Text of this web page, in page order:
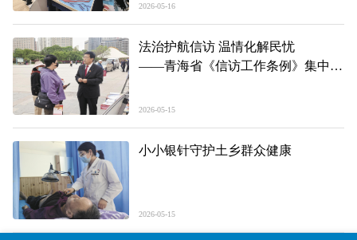
2026-05-16
法治护航信访 温情化解民忧
——青海省《信访工作条例》集中宣
2026-05-15
小小银针守护土乡群众健康
2026-05-15